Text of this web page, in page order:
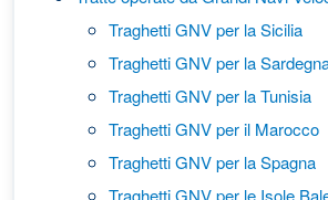
Traghetti GNV per la Sicilia
Traghetti GNV per la
Traghetti GNV per la Tunisia
Traghetti GNV per il Marocco
Traghetti GNV per la Spagna
Traghetti GNV per le Isole